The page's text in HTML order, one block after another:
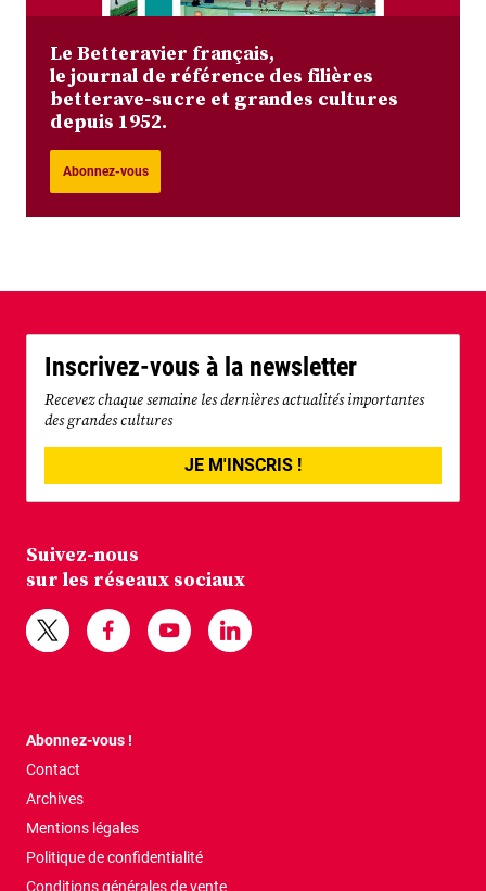
Le Betteravier français,
le journal de référence des filières
betterave-sucre et grandes cultures
depuis 1952.
Abonnez-vous
Inscrivez-vous à la newsletter
Recevez chaque semaine les dernières actualités importantes
des grandes cultures
JE M'INSCRIS !
Suivez-nous
sur les réseaux sociaux
Abonnez-vous !
Contact
Archives
Mentions légales
Politique de confidentialité
Conditions générales de vente